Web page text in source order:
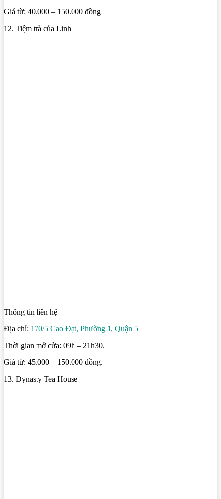
Giá từ: 40.000 – 150.000 đồng
12. Tiệm trà của Linh
Thông tin liên hệ
Địa chỉ: 170/5 Cao Đạt, Phường 1, Quận 5
Thời gian mở cửa: 09h – 21h30.
Giá từ: 45.000 – 150.000 đồng.
13. Dynasty Tea House